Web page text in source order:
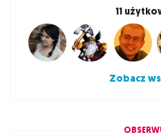
11
Zobacz